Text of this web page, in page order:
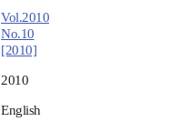
Vol.2010
No.10
[2010]
2010
English